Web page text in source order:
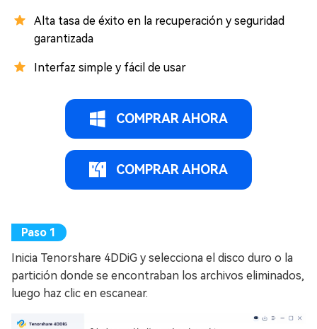
Alta tasa de éxito en la recuperación y seguridad
garantizada
Interfaz simple y fácil de usar
COMPRAR AHORA
COMPRAR AHORA
Inicia Tenorshare 4DDiG y selecciona el disco duro o la
partición donde se encontraban los archivos eliminados,
luego haz clic en escanear.